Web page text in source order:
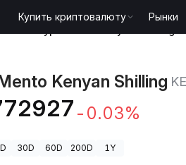
Купить криптовалюту Рынки
Kenyan Shilling
-0.03%
30D 60D 200D 1Y